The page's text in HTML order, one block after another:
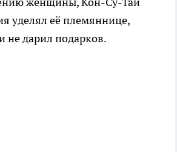
уделял её племяннице,
не дарил подарков.